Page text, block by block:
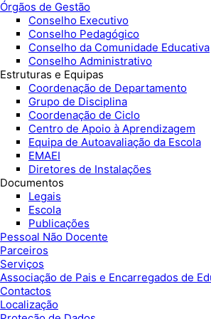
Órgãos de Gestão
Conselho Executivo
Conselho Pedagógico
Conselho da Comunidade Educativa
Conselho Administrativo
Estruturas e Equipas
Coordenação de Departamento
Grupo de Disciplina
Coordenação de Ciclo
Centro de Apoio à Aprendizagem
Equipa de Autoavaliação da Escola
EMAEI
Diretores de Instalações
Documentos
Legais
Escola
Publicações
Pessoal Não Docente
Parceiros
Serviços
Associação de Pais e Encarregados de
Contactos
Localização